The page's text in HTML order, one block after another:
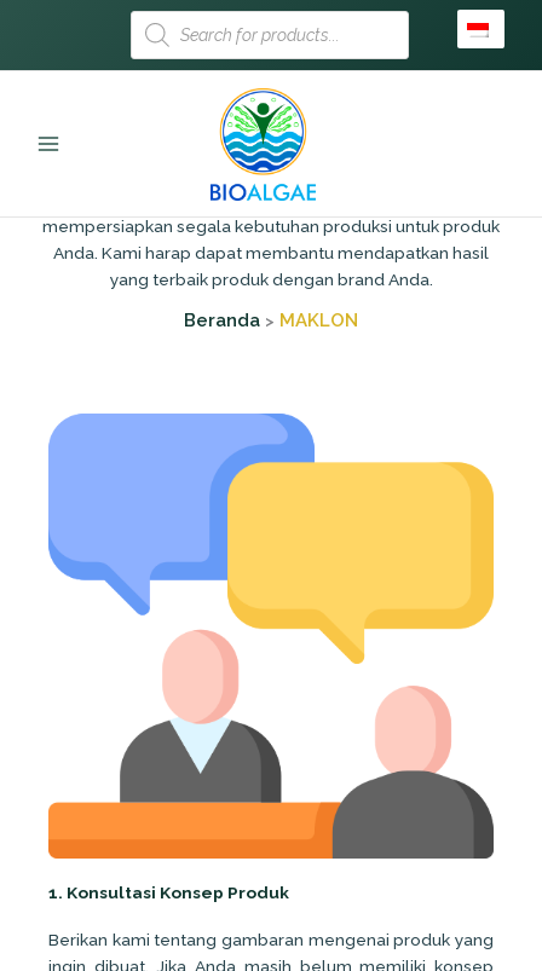
Products
search
Beranda MAKLON
MAKLON
Bio Algae memberikan pelayanan proses maklon secara
lengkap dan mudah dalam setiap tahapnya, karena kami
mempersiapkan segala kebutuhan produksi untuk produk
Anda. Kami harap dapat membantu mendapatkan hasil
yang terbaik produk dengan brand Anda.
1. Konsultasi Konsep Produk
Berikan kami tentang gambaran mengenai produk yang
ingin dibuat. Jika Anda masih belum memiliki konsep